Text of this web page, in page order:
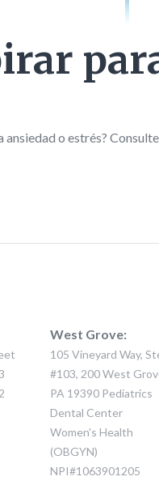
ansiedad o estrés?
West Grove:
105 Vineyard Way,
#103, 200 West
PA 19390 Pediatrics
Dental Center
Women's Health
(OBGYN)
NPI#1063901205